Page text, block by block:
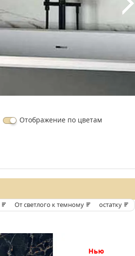
Отображение по цветам
От светлого к темному остатку
нью